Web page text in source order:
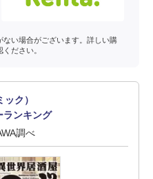
い場合がございます。詳しい購
ださい。
ク）
ランキング
調べ